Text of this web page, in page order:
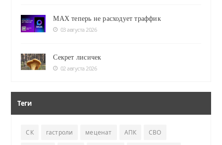
MAX теперь не расходует траффик
03 августа 2026
Секрет лисичек
02 августа 2026
Теги
СК гастроли меценат АПК СВО